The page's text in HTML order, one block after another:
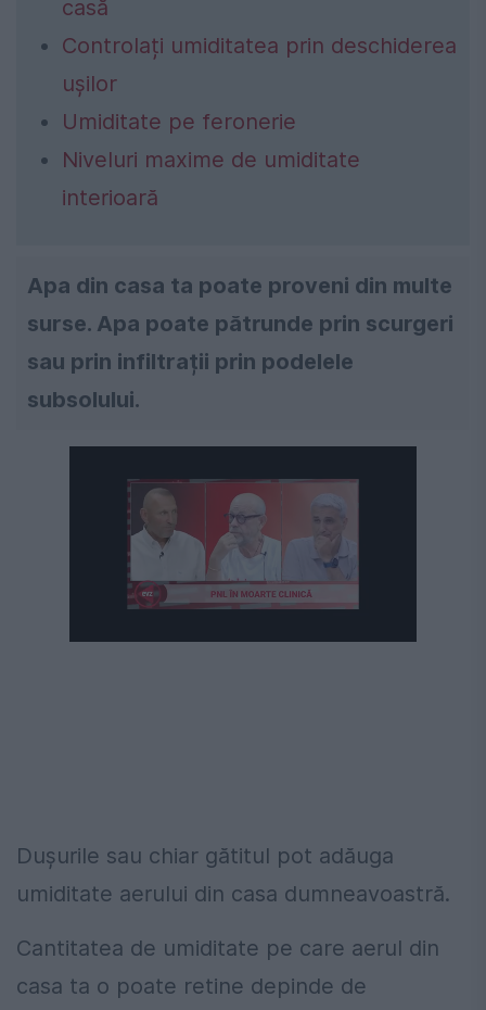
casă
Controlați umiditatea prin deschiderea
ușilor
Umiditate pe feronerie
Niveluri maxime de umiditate
interioară
Apa din casa ta poate proveni din multe
surse. Apa poate pătrunde prin scurgeri
sau prin infiltrații prin podelele
subsolului.
Dușurile sau chiar gătitul pot adăuga
umiditate aerului din casa dumneavoastră.
Cantitatea de umiditate pe care aerul din
casa ta o poate retine depinde de